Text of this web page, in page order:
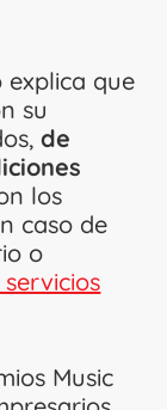
explica que
su
de
los
caso de
o
Music